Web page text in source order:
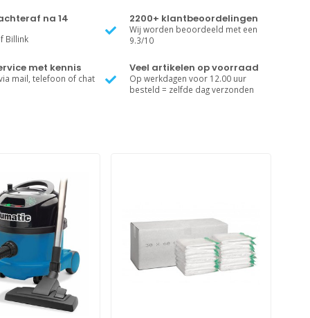
na 14
Billink
2200+ klantbeoordelingen
Wij worden beoordeeld met een
9.3/10
met kennis
mail, telefoon of chat
Veel artikelen op voorraad
Op werkdagen voor 12.00 uur
besteld = zelfde dag verzonden